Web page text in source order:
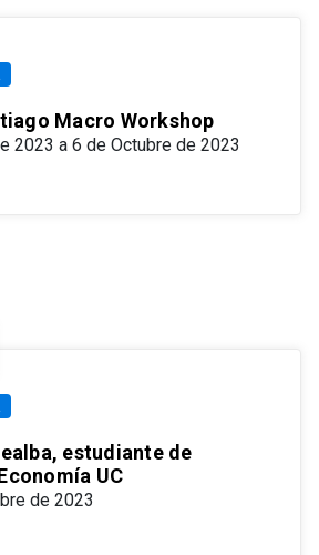
Macro Workshop
2023 a 6 de Octubre de 2023
estudiante de
UC
de 2023